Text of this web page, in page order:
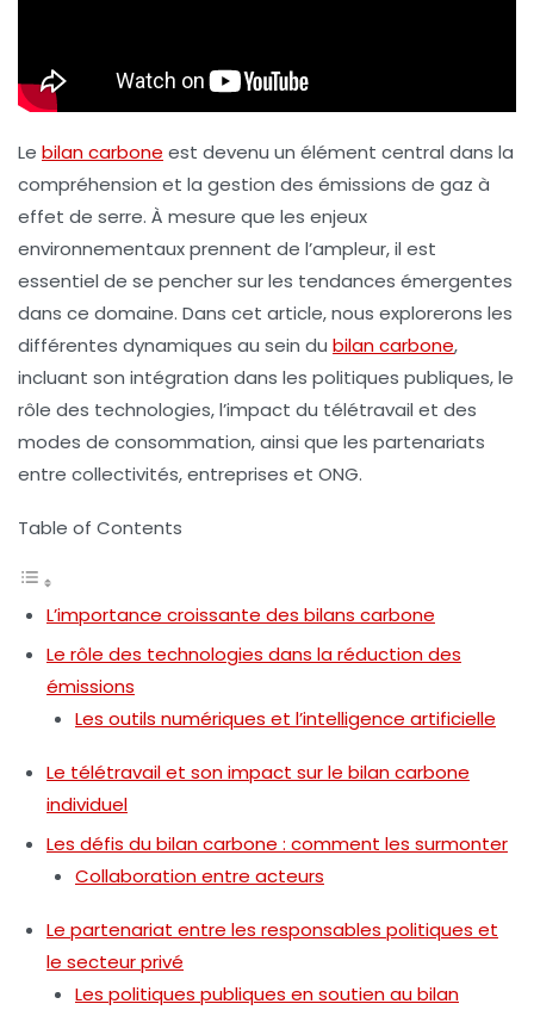
Le bilan carbone est devenu un élément central dans la
compréhension et la gestion des émissions de gaz à
effet de serre. À mesure que les enjeux
environnementaux prennent de l’ampleur, il est
essentiel de se pencher sur les tendances émergentes
dans ce domaine. Dans cet article, nous explorerons les
différentes dynamiques au sein du bilan carbone,
incluant son intégration dans les politiques publiques, le
rôle des technologies, l’impact du télétravail et des
modes de consommation, ainsi que les partenariats
entre collectivités, entreprises et ONG.
Table of Contents
L’importance croissante des bilans carbone
Le rôle des technologies dans la réduction des
émissions
Les outils numériques et l’intelligence artificielle
Le télétravail et son impact sur le bilan carbone
individuel
Les défis du bilan carbone : comment les surmonter
Collaboration entre acteurs
Le partenariat entre les responsables politiques et
le secteur privé
Les politiques publiques en soutien au bilan